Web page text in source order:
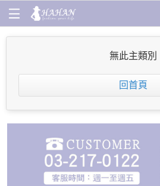
無此主類別
回首頁